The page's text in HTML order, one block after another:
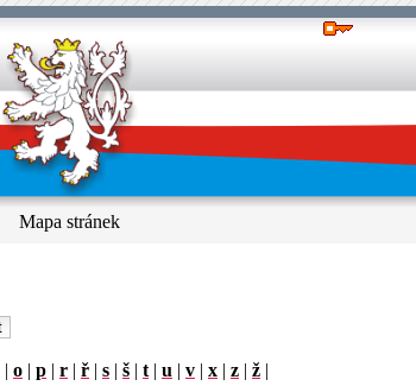
Mapa stránek
| o | p | r | ř | s | š | t | u | v | x | z | ž |